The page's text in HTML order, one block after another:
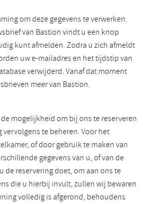
om deze gegevens te verwerken.
van Bastion vindt u een knop
kunt afmelden. Zodra u zich afmeldt
uw e-mailadres en het tijdstip van
verwijderd. Vanaf dat moment
meer van Bastion.
mogelijkheid om bij ons te reserveren
vervolgens te beheren. Voor het
of door gebruik te maken van
gegevens van u, of van de
de reservering doet, om aan ons te
die u hierbij invult, zullen wij bewaren
volledig is afgerond, behoudens